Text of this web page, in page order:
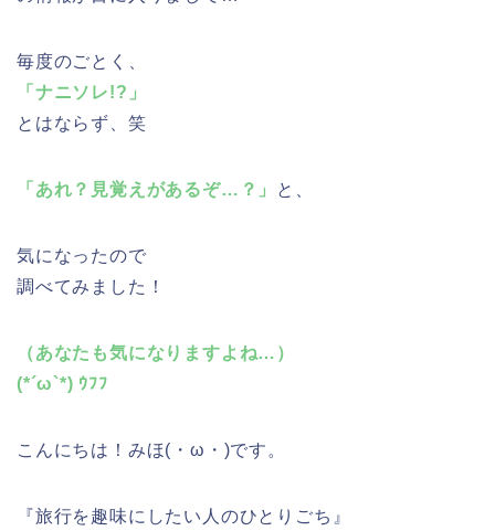
毎度のごとく、
「ナニソレ!?」
とはならず、笑
「あれ？見覚えがあるぞ…？」 と、
気になったので
調べてみました！
（あなたも気になりますよね…）
(*´ω`*) ｳﾌﾌ
こんにちは！みほ(・ω・)です。
『旅行を趣味にしたい人のひとりごち』